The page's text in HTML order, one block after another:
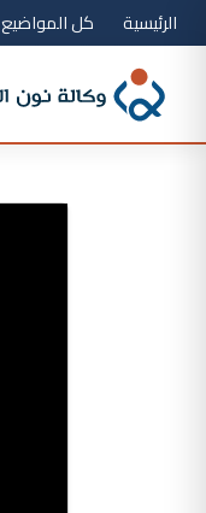
الرئيسية كل المواضيع